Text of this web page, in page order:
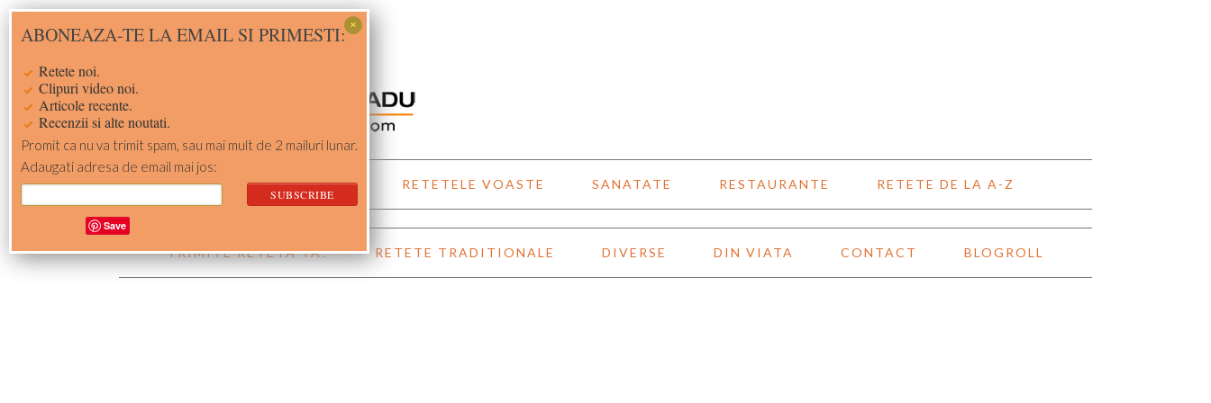
Skip
to
Skip
to
Skip
to
Skip
to
ACASA RETETE RETETELE VOASTE SANATATE RESTAURANTE RETETE DE LA A-Z
TRIMITE RETETA TA! RETETE TRADITIONALE DIVERSE DIN VIATA CONTACT BLOGROLL
ABONEAZA-TE LA EMAIL SI PRIMESTI:
Retete noi.
Clipuri video noi.
Articole recente.
Recenzii si alte noutati.
Promit ca nu va trimit spam, sau mai mult de 2 mailuri lunar.
Adaugati adresa de email mai jos:
Save